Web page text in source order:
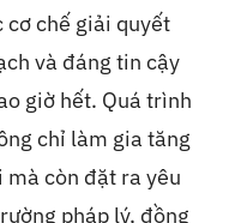
cơ chế giải quyết
và đáng tin cậy
giờ hết. Quá trình
chỉ làm gia tăng
còn đặt ra yêu
pháp lý, đồng